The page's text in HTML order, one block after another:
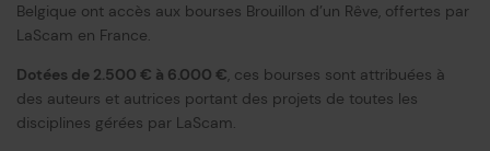
Belgique ont accès aux bourses Brouillon d’un Rêve, offertes par
LaScam en France.
Dotées de 2.500 € à 6.000 €, ces bourses sont attribuées à
des auteurs et autrices portant des projets de toutes les
disciplines gérées par LaScam.